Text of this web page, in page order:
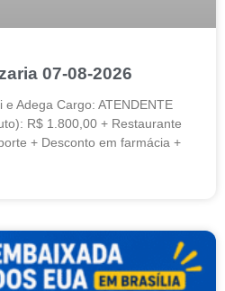
07-08-2026
Adega Cargo: ATENDENTE
R$ 1.800,00 + Restaurante
+ Desconto em farmácia +